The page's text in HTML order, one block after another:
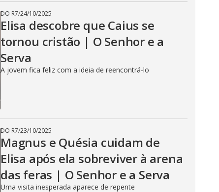
DO R7/24/10/2025
Elisa descobre que Caius se
tornou cristão | O Senhor e a
Serva
A jovem fica feliz com a ideia de reencontrá-lo
DO R7/23/10/2025
Magnus e Quésia cuidam de
Elisa após ela sobreviver à arena
das feras | O Senhor e a Serva
Uma visita inesperada aparece de repente